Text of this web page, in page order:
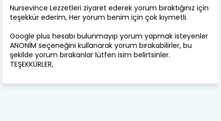
Nursevince Lezzetleri ziyaret ederek yorum bıraktığınız için
teşekkür ederim, Her yorum benim için çok kıymetli.
Google plus hesabı bulunmayıp yorum yapmak isteyenler
ANONİM seçeneğini kullanarak yorum bırakabilirler, bu
şekilde yorum bırakanlar lütfen isim belirtsinler.
TEŞEKKÜRLER,